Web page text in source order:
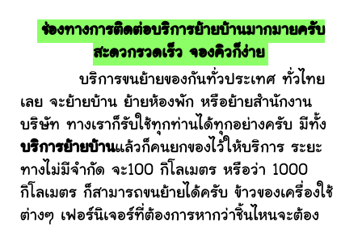
ช่องทางการติดต่อบริการย้ายบ้านมากมายครับ
สะดวกรวดเร็ว จองคิวก็ง่าย
บริการขนย้ายของกันทั่วประเทศ ทั่วไทย
เลย จะย้ายบ้าน ย้ายห้องพัก หรือย้ายสำนักงาน
บริษัท ทางเราก็รับใช้ทุกท่านได้ทุกอย่างครับ มีทั้ง
บริการย้ายบ้านแล้วก็คนยกของไว้ให้บริการ ระยะ
ทางไม่มีจำกัด จะ100 กิโลเมตร หรือว่า 1000
กิโลเมตร ก็สามารถขนย้ายได้ครับ ข้าวของเครื่องใช้
ต่างๆ เฟอร์นิเจอร์ที่ต้องการหากว่าชิ้นไหนจะต้อง